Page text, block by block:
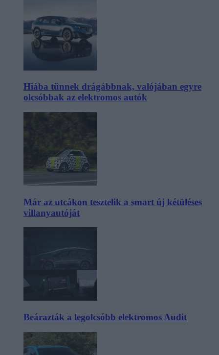
Hiába tűnnek drágábbnak, valójában egyre
olcsóbbak az elektromos autók
Már az utcákon tesztelik a smart új kétüléses
villanyautóját
Beárazták a legolcsóbb elektromos Audit